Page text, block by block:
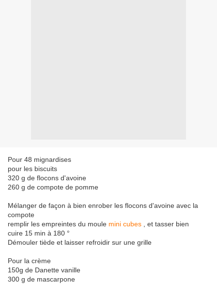
Pour 48 mignardises
pour les biscuits
320 g de flocons d'avoine
260 g de compote de pomme
Mélanger de façon à bien enrober les flocons d'avoine avec la
compote
remplir les empreintes du moule mini cubes , et tasser bien
cuire 15 min à 180 °
Démouler tiède et laisser refroidir sur une grille
Pour la crème
150g de Danette vanille
300 g de mascarpone